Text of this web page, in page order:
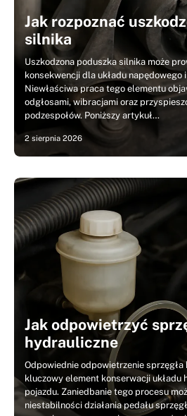
Jak rozpoznać
silnika
Uszkodzona poduszka silnika może
konsekwencji dla układu napędowego
Niewłaściwa praca tego elementu
odgłosami, wibracjami oraz
podzespołów. Poniższy artykuł…
2 sierpnia 2026
Jak odpowietrzyć
hydrauliczne
Odpowiednie odpowietrzenie
kluczowy element konserwacji układu
pojazdu. Zaniedbanie tego procesu
niestabilności działania pedału